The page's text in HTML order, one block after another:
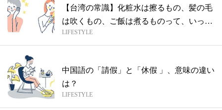
【台湾の常識】化粧水は擦るもの、髪の毛
は吹くもの、ご飯は煮るものって、いった
いど...
LIFESTYLE
中国語の「請假」と「休假 」、意味の違い
は？
LIFESTYLE